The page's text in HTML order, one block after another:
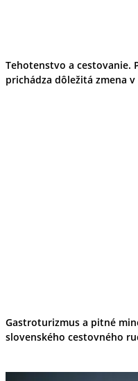
Tehotenstvo a cestovanie.
prichádza dôležitá zmena
Gastroturizmus a pitné
slovenského cestovného